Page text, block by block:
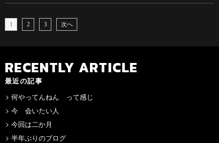
1 2 3 次へ
RECENTLY ARTICLE
最近の記事
何やってんねん って感じ
今 会いたい人
今回は二か月
半年ぶりのブログ